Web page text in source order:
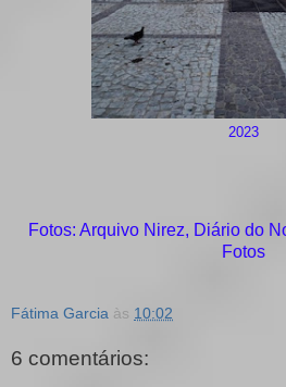
2023
Fotos: Arquivo Nirez, Diário do
Fotos
Fátima Garcia às 10:02
6 comentários: